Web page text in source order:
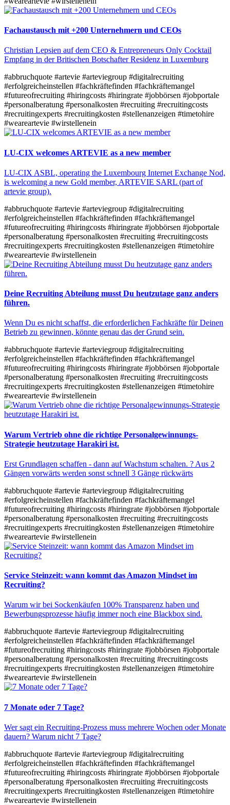
Fachaustausch mit +200 Unternehmern und CEOs
Christian Lepsien auf dem CEO & Entrepreneurs Only Cocktail
Empfang in der Britischen Botschafter Residenz in Luxemburg
#abbruchquote #artevie #arteviegroup #digitalrecruiting
#erfolgreicheinstellen #fachkräftefinden #fachkräftemangel
#futureofrecruiting #hiringcosts #hiringrate #jobbörsen #jobportale
#personalberatung #personalkosten #recruiting #recruitingcosts
#recruitingexperts #recruitingkosten #stellenanzeigen #timetohire
#weareartevie #wirstellenein
LU-CIX welcomes ARTEVIE as a new member
LU-CIX ASBL, operating the Luxembourg Internet Exchange Nod,
is welcoming a new Gold member, ARTEVIE SARL (part of
artevie group).​
#abbruchquote #artevie #arteviegroup #digitalrecruiting
#erfolgreicheinstellen #fachkräftefinden #fachkräftemangel
#futureofrecruiting #hiringcosts #hiringrate #jobbörsen #jobportale
#personalberatung #personalkosten #recruiting #recruitingcosts
#recruitingexperts #recruitingkosten #stellenanzeigen #timetohire
#weareartevie #wirstellenein
Deine Recruiting Abteilung musst Du heutzutage ganz anders
führen.
Wenn Du es nicht schaffst, die erforderlichen Fachkräfte für Deinen
Betrieb zu gewinnen, könnte genau das der Grund sein.
#abbruchquote #artevie #arteviegroup #digitalrecruiting
#erfolgreicheinstellen #fachkräftefinden #fachkräftemangel
#futureofrecruiting #hiringcosts #hiringrate #jobbörsen #jobportale
#personalberatung #personalkosten #recruiting #recruitingcosts
#recruitingexperts #recruitingkosten #stellenanzeigen #timetohire
#weareartevie #wirstellenein
Warum Vertrieb ohne die richtige Personalgewinnungs-
Strategie heutzutage Harakiri ist.
Erst Grundlagen schaffen - dann auf Wachstum schalten. ? Aus 2
Gängen vorwärts werden sonst schnell 3 Gänge rückwärts​
#abbruchquote #artevie #arteviegroup #digitalrecruiting
#erfolgreicheinstellen #fachkräftefinden #fachkräftemangel
#futureofrecruiting #hiringcosts #hiringrate #jobbörsen #jobportale
#personalberatung #personalkosten #recruiting #recruitingcosts
#recruitingexperts #recruitingkosten #stellenanzeigen #timetohire
#weareartevie #wirstellenein
Service Steinzeit: wann kommt das Amazon Mindset im
Recruiting?
Warum wir bei Sockenkäufen 100% Transparenz haben und
Bewerbungsprozesse häufig immer noch eine Blackbox sind.
#abbruchquote #artevie #arteviegroup #digitalrecruiting
#erfolgreicheinstellen #fachkräftefinden #fachkräftemangel
#futureofrecruiting #hiringcosts #hiringrate #jobbörsen #jobportale
#personalberatung #personalkosten #recruiting #recruitingcosts
#recruitingexperts #recruitingkosten #stellenanzeigen #timetohire
#weareartevie #wirstellenein
7 Monate oder 7 Tage?
Wer sagt ein Recruiting-Prozess muss mehrere Wochen oder Monate
dauern? Warum nicht 7 Tage?
#abbruchquote #artevie #arteviegroup #digitalrecruiting
#erfolgreicheinstellen #fachkräftefinden #fachkräftemangel
#futureofrecruiting #hiringcosts #hiringrate #jobbörsen #jobportale
#personalberatung #personalkosten #recruiting #recruitingcosts
#recruitingexperts #recruitingkosten #stellenanzeigen #timetohire
#weareartevie #wirstellenein